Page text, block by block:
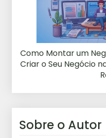
Como Montar um
Criar o Seu Negócio
Sobre o Autor